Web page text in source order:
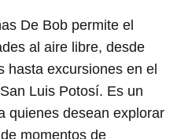
De Bob permite el
al aire libre, desde
hasta excursiones en el
Luis Potosí. Es un
quienes desean explorar
momentos de